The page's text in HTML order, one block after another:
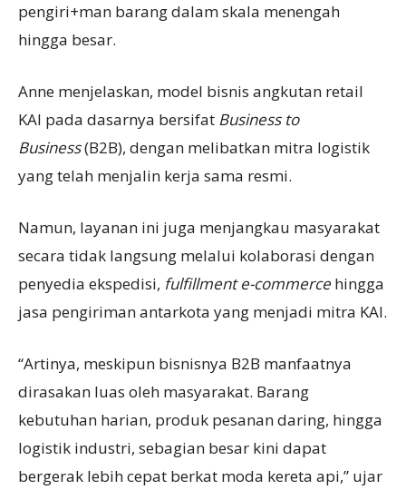
pengiri+man barang dalam skala menengah
hingga besar.
Anne menjelaskan, model bisnis angkutan retail
KAI pada dasarnya bersifat Business to
Business(B2B), dengan melibatkan mitra logistik
yang telah menjalin kerja sama resmi.
Namun, layanan ini juga menjangkau masyarakat
secara tidak langsung melalui kolaborasi dengan
penyedia ekspedisi, fulfillment e-commerce hingga
jasa pengiriman antarkota yang menjadi mitra KAI.
“Artinya, meskipun bisnisnya B2B manfaatnya
dirasakan luas oleh masyarakat. Barang
kebutuhan harian, produk pesanan daring, hingga
logistik industri, sebagian besar kini dapat
bergerak lebih cepat berkat moda kereta api,” ujar